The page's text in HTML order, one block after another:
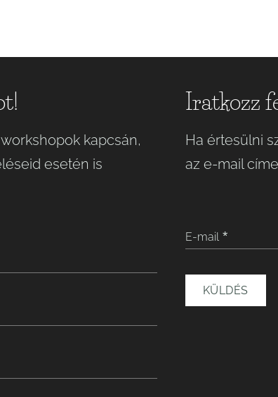
kapcsán,
esetén is
Iratkozz
Ha értesülni
az e-mail
E-mail
KÜLDÉS